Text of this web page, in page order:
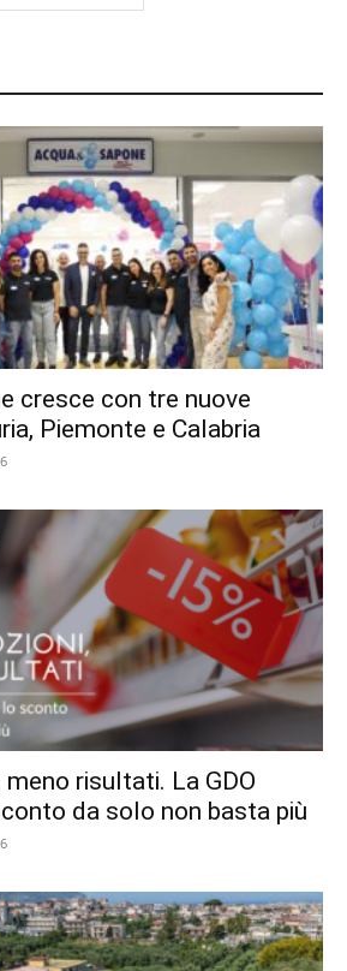
cresce con tre nuove
Piemonte e Calabria
risultati. La GDO
da solo non basta più